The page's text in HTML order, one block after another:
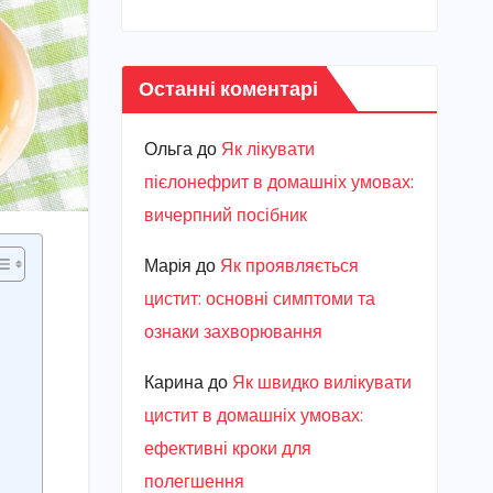
Останні коментарі
Ольгадо Як лікувати
пієлонефрит в домашніх умовах:
вичерпний посібник
Марiя до Як проявляється
цистит: основні симптоми та
ознаки захворювання
Каринадо Як швидко вилікувати
цистит в домашніх умовах:
ефективні кроки для
полегшення